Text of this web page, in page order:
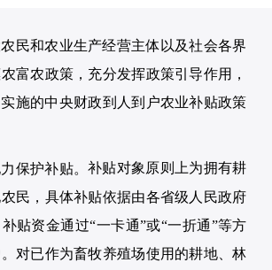
民和农业生产经营主体以及社会各界
富农政策，充分发挥政策引导作用，
施的中央财政到人到户农业补贴政策
保护补贴。补贴对象原则上为拥有耕
民，具体补贴依据由各省级人民政府
贴资金通过“一卡通”或“一折通”等方
对已作为畜牧养殖场使用的耕地、林